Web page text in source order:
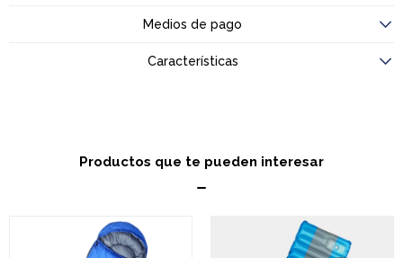
Medios de pago
Características
Productos que te pueden interesar